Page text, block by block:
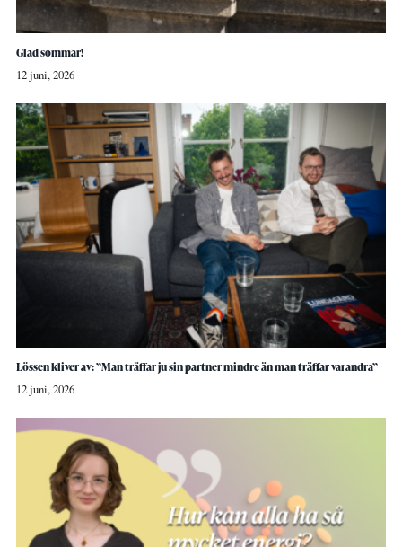
Glad sommar!
12 juni, 2026
Lössen kliver av: ”Man träffar ju sin partner mindre än man träffar varandra”
12 juni, 2026